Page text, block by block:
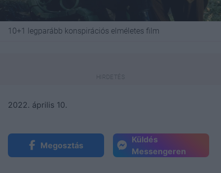
10+1 legparább konspirációs elméletes film
2022. április 10.
Megosztás
Küldés
Messengeren